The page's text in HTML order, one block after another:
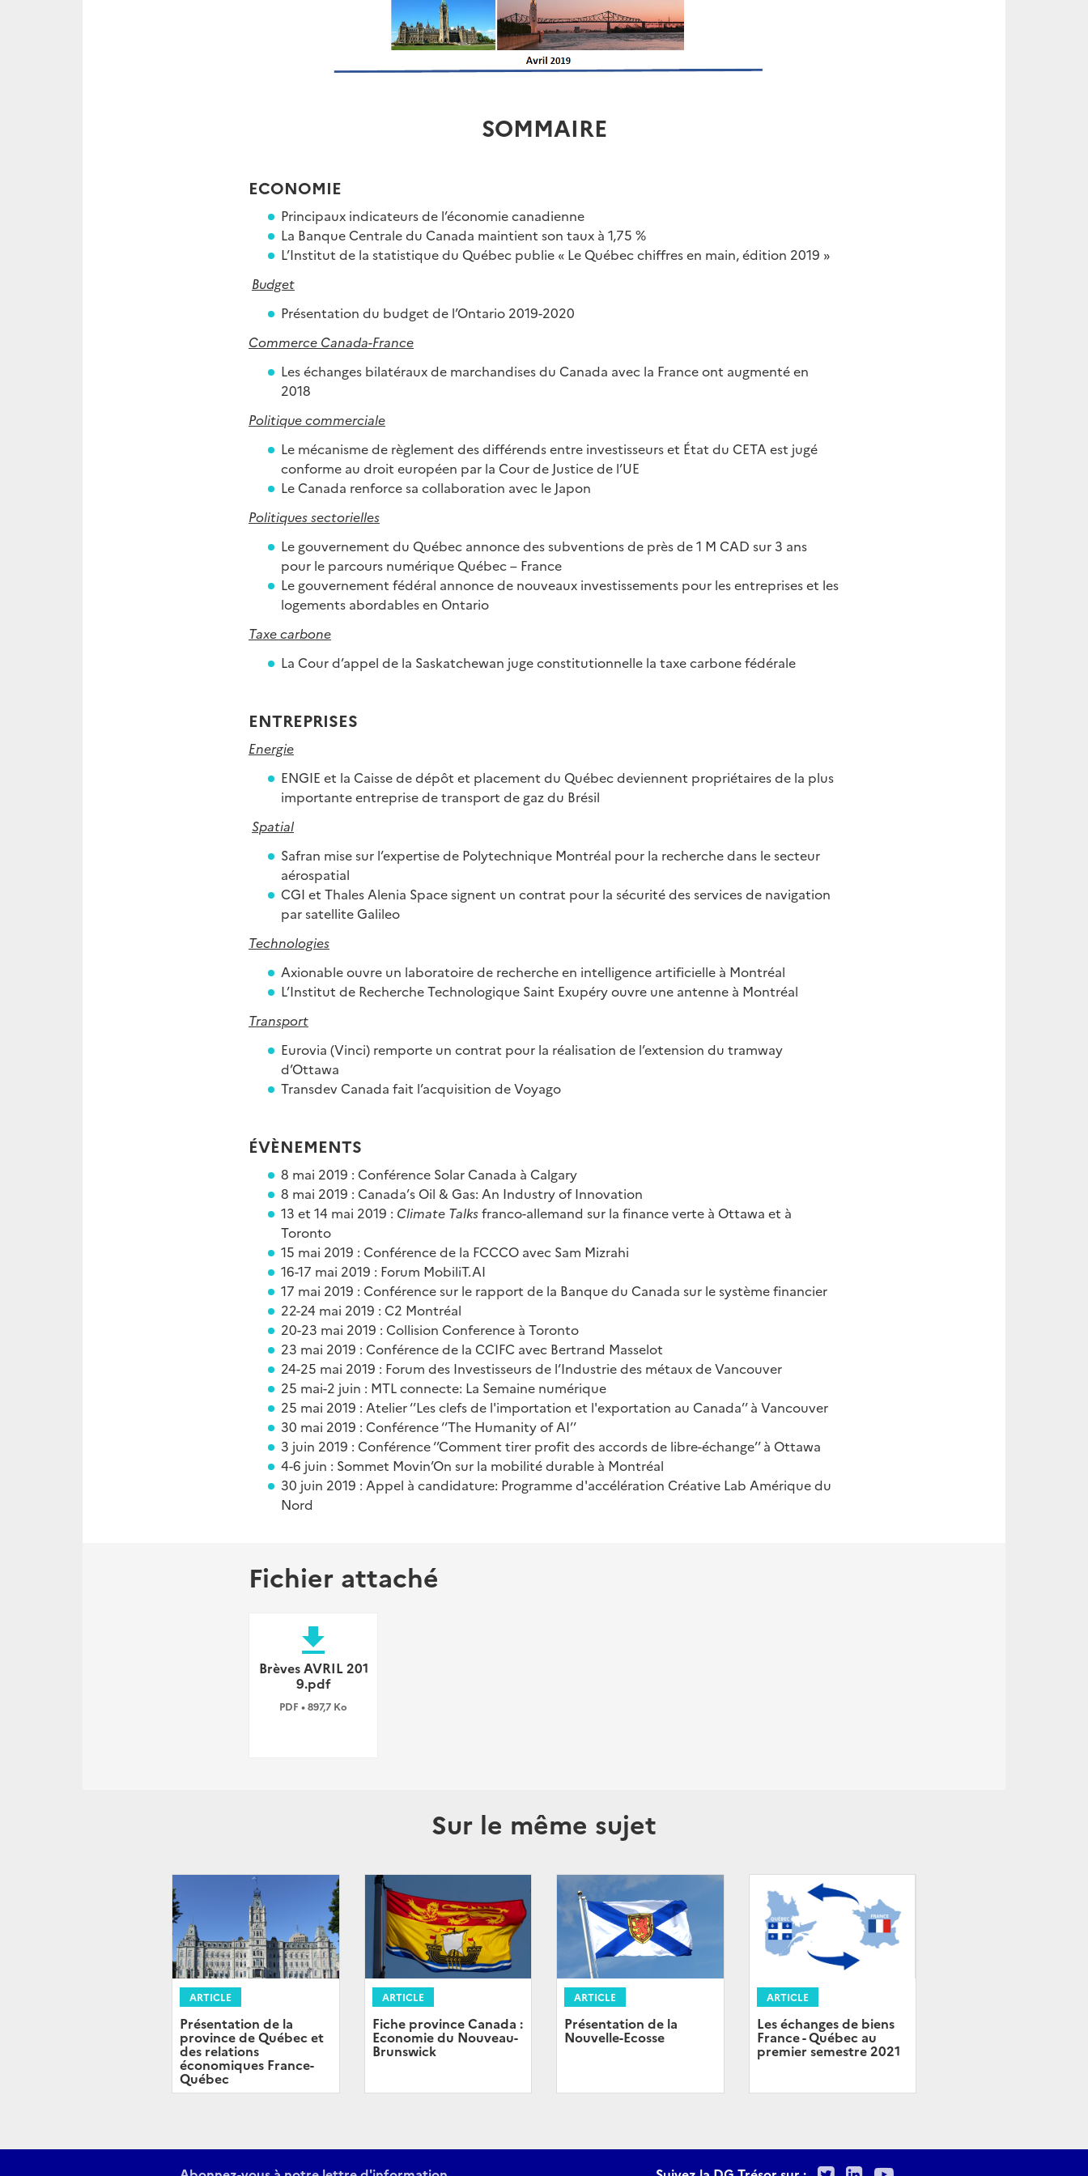
SOMMAIRE
ECONOMIE
Principaux indicateurs de l’économie canadienne
La Banque Centrale du Canada maintient son taux à 1,75 %
L’Institut de la statistique du Québec publie « Le Québec chiffres en main, édition 2019 »
Budget
Présentation du budget de l’Ontario 2019-2020
Commerce Canada-France
Les échanges bilatéraux de marchandises du Canada avec la France ont augmenté en
2018
Politique commerciale
Le mécanisme de règlement des différends entre investisseurs et État du CETA est jugé
conforme au droit européen par la Cour de Justice de l’UE
Le Canada renforce sa collaboration avec le Japon
Politiques sectorielles
Le gouvernement du Québec annonce des subventions de près de 1 M CAD sur 3 ans
pour le parcours numérique Québec – France
Le gouvernement fédéral annonce de nouveaux investissements pour les entreprises et les
logements abordables en Ontario
Taxe carbone
La Cour d’appel de la Saskatchewan juge constitutionnelle la taxe carbone fédérale
ENTREPRISES
Energie
ENGIE et la Caisse de dépôt et placement du Québec deviennent propriétaires de la plus
importante entreprise de transport de gaz du Brésil
Spatial
Safran mise sur l’expertise de Polytechnique Montréal pour la recherche dans le secteur
aérospatial
CGI et Thales Alenia Space signent un contrat pour la sécurité des services de navigation
par satellite Galileo
Technologies
Axionable ouvre un laboratoire de recherche en intelligence artificielle à Montréal
L’Institut de Recherche Technologique Saint Exupéry ouvre une antenne à Montréal
Transport
Eurovia (Vinci) remporte un contrat pour la réalisation de l’extension du tramway
d’Ottawa
Transdev Canada fait l’acquisition de Voyago
ÉVÈNEMENTS
8 mai 2019 : Conférence Solar Canada à Calgary
8 mai 2019 : Canada’s Oil & Gas: An Industry of Innovation
13 et 14 mai 2019 : Climate Talksfranco-allemand sur la finance verte à Ottawa et à
Toronto
15 mai 2019 : Conférence de la FCCCO avec Sam Mizrahi
16-17 mai 2019 : Forum MobiliT.AI
17 mai 2019 : Conférence sur le rapport de la Banque du Canada sur le système financier
22-24 mai 2019 : C2 Montréal
20-23 mai 2019 : Collision Conference à Toronto
23 mai 2019 : Conférence de la CCIFC avec Bertrand Masselot
24-25 mai 2019 : Forum des Investisseurs de l’Industrie des métaux de Vancouver
25 mai-2 juin : MTL connecte: La Semaine numérique
25 mai 2019 : Atelier ‘’Les clefs de l'importation et l'exportation au Canada’’ à Vancouver
30 mai 2019 : Conférence ‘’The Humanity of AI’’
3 juin 2019 : Conférence ‘’Comment tirer profit des accords de libre-échange’’ à Ottawa
4-6 juin : Sommet Movin’On sur la mobilité durable à Montréal
30 juin 2019 : Appel à candidature: Programme d'accélération Créative Lab Amérique du
Nord
Fichier attaché
file_download
Brèves AVRIL 201
9.pdf
PDF • 897,7 Ko
Sur le même sujet
ARTICLE
Présentation de la
province de Québec et
des relations
économiques France-
Québec
ARTICLE
Fiche province Canada :
Economie du Nouveau-
Brunswick
ARTICLE
Présentation de la
Nouvelle-Ecosse
ARTICLE
Les échanges de biens
France - Québec au
premier semestre 2021